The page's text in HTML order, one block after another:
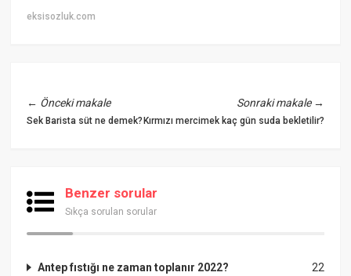
eksisozluk.com
← Önceki makale
Sek Barista süt ne demek?
Sonraki makale→
Kırmızı mercimek kaç gün suda bekletilir?
Benzer sorular
Sıkça sorulan sorular
22
Antep fıstığı ne zaman toplanır 2022?